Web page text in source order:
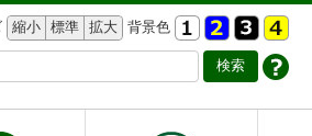
縮小 標準 拡大 背景色